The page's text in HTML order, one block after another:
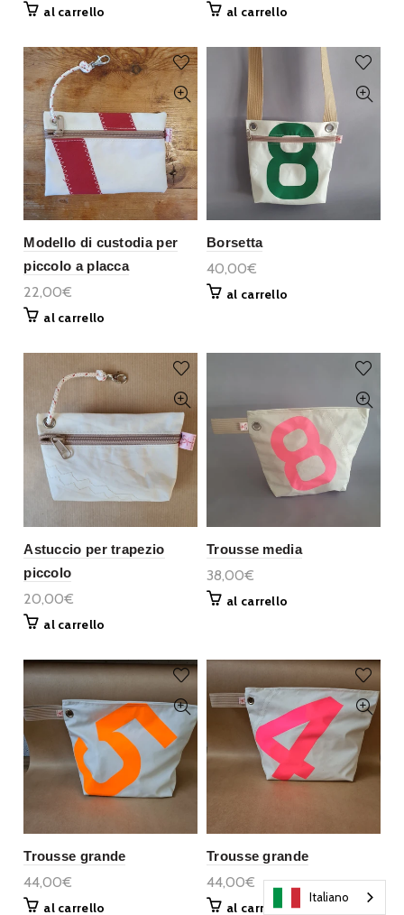
al carrello al carrello
Modello di custodia per
piccolo a placca
22,00€
al carrello
Borsetta
40,00€
al carrello
Astuccio per trapezio
piccolo
20,00€
al carrello
Trousse media
38,00€
al carrello
Trousse grande
44,00€
al carrello
Trousse grande
44,00€
al carrello
Italiano